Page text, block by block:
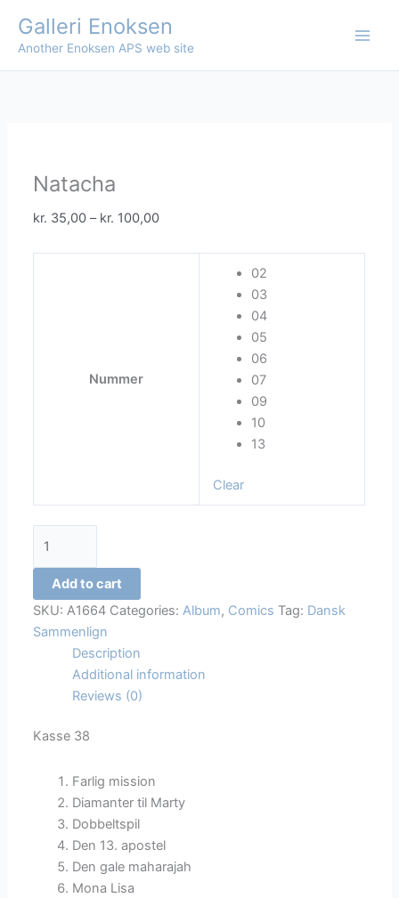
content
Galleri Enoksen
Another Enoksen APS web site
Natacha
kr. 35,00 – kr. 100,00Price
Nummer
02
03
04
05
06
07
09
10
13
Clear
quantity
Add to cart
SKU: A1664 Categories: Album, Comics Tag: Dansk
Sammenlign
Description
Additional information
Reviews (0)
Kasse 38
Farlig mission
Diamanter til Marty
Dobbeltspil
Den 13. apostel
Den gale maharajah
Mona Lisa